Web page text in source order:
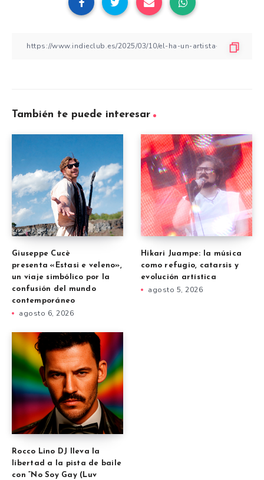
También te puede interesar
Giuseppe Cucè
presenta «Estasi e veleno»,
un viaje simbólico por la
confusión del mundo
contemporáneo
agosto 6, 2026
Hikari Juampe: la música
como refugio, catarsis y
evolución artística
agosto 5, 2026
Rocco Lino DJ lleva la
libertad a la pista de baile
con “No Soy Gay (Luv